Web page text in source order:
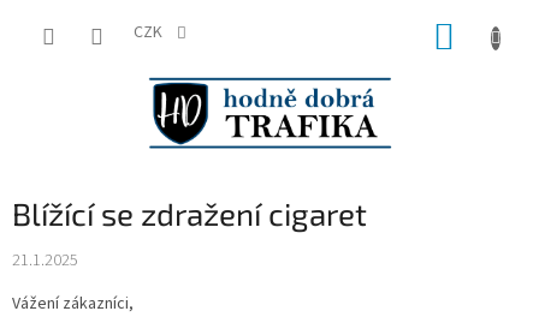
CZK
Blížící se zdražení cigaret
21.1.2025
Vážení zákazníci,